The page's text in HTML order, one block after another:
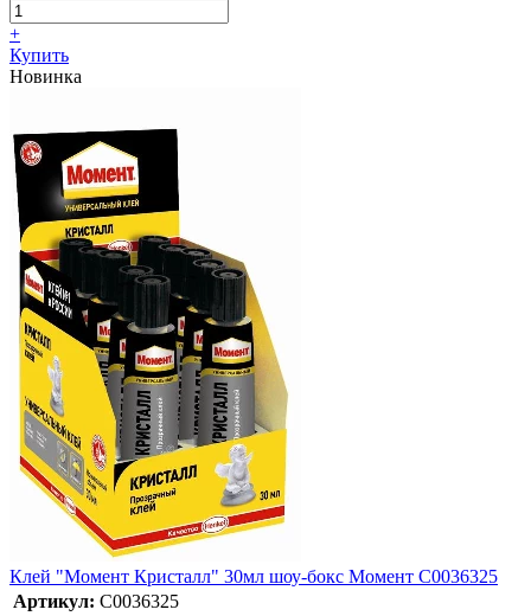
+
Купить
Новинка
Клей "Момент Кристалл" 30мл шоу-бокс Момент C0036325
Артикул: C0036325